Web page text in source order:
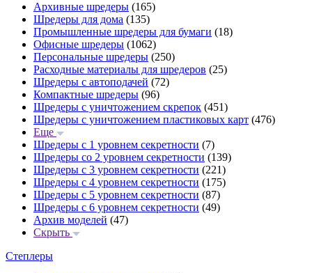
Архивные шредеры (165)
Шредеры для дома (135)
Промышленные шредеры для бумаги (18)
Офисные шредеры (1062)
Персональные шредеры (250)
Расходные материалы для шредеров (25)
Шредеры с автоподачей (72)
Компактные шредеры (96)
Шредеры с уничтожением скрепок (451)
Шредеры с уничтожением пластиковых карт (476)
Еще
Шредеры с 1 уровнем секретности (7)
Шредеры со 2 уровнем секретности (139)
Шредеры с 3 уровнем секретности (221)
Шредеры с 4 уровнем секретности (175)
Шредеры с 5 уровнем секретности (87)
Шредеры с 6 уровнем секретности (49)
Архив моделей (47)
Скрыть
Степлеры